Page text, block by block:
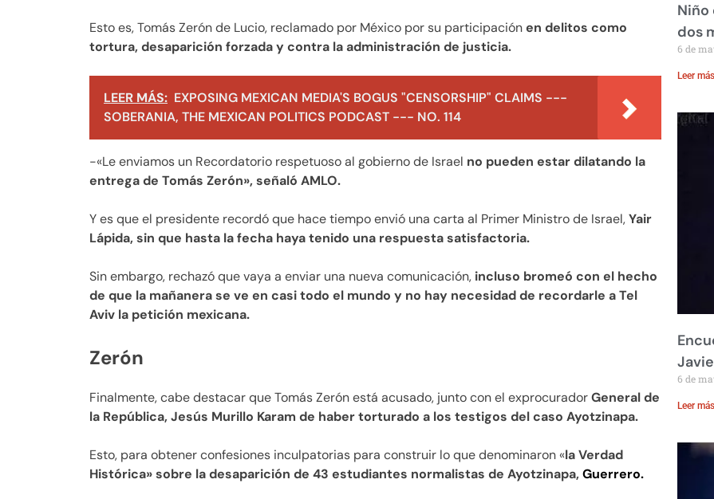
Esto es, Tomás Zerón de Lucio, reclamado por México por su participaciónen delitos como
tortura, desaparición forzada y contra la administración de justicia.
LEER MÁS: EXPOSING MEXICAN MEDIA'S BOGUS "CENSORSHIP" CLAIMS ---
SOBERANIA, THE MEXICAN POLITICS PODCAST --- NO. 114
-«Le enviamos un Recordatorio respetuoso al gobierno de Israel no pueden estar dilatando la
entrega de Tomás Zerón», señaló AMLO.
Y es que el presidente recordó que hace tiempo envió una carta al Primer Ministro de Israel,Yair
Lápida, sin que hasta la fecha haya tenido una respuesta satisfactoria.
Sin embargo, rechazó que vaya a enviar una nueva comunicación, incluso bromeó con el hecho
de que la mañanera se ve en casi todo el mundo y no hay necesidad de recordarle a Tel
Aviv la petición mexicana.
Zerón
Finalmente, cabe destacar que Tomás Zerón está acusado, junto con el exprocuradorGeneral de
la República, Jesús Murillo Karam de haber torturado a los testigos del caso Ayotzinapa.
Esto, para obtener confesiones inculpatorias para construir lo que denominaron «la Verdad
Histórica» sobre la desaparición de 43 estudiantes normalistas de Ayotzinapa, Guerrero.
Niño
dos
6 de
Leer
6 de
Leer